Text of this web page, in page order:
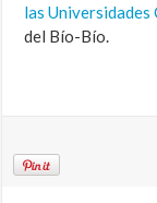
las Universidades
del Bío-Bío.